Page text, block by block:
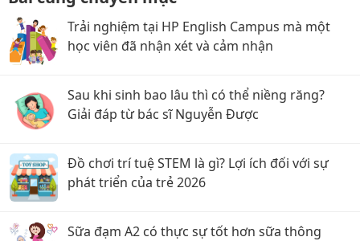
Trải nghiệm tại HP English Campus mà một
học viên đã nhận xét và cảm nhận
Sau khi sinh bao lâu thì có thể niềng răng?
Giải đáp từ bác sĩ Nguyễn Được
Đồ chơi trí tuệ STEM là gì? Lợi ích đối với sự
phát triển của trẻ 2026
Sữa đạm A2 có thực sự tốt hơn sữa thông